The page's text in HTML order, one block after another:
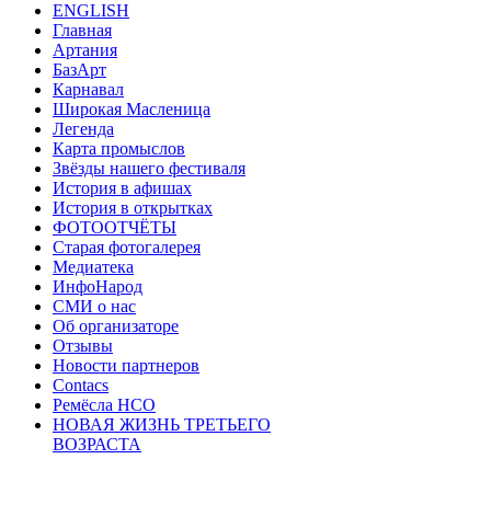
ENGLISH
Главная
Артания
БазАрт
Карнавал
Широкая Масленица
Легенда
Карта промыслов
Звёзды нашего фестиваля
История в афишах
История в открытках
ФОТООТЧЁТЫ
Старая фотогалерея
Медиатека
ИнфоНарод
СМИ о нас
Об организаторе
Отзывы
Новости партнеров
Contacs
Ремёсла НСО
НОВАЯ ЖИЗНЬ ТРЕТЬЕГО
ВОЗРАСТА